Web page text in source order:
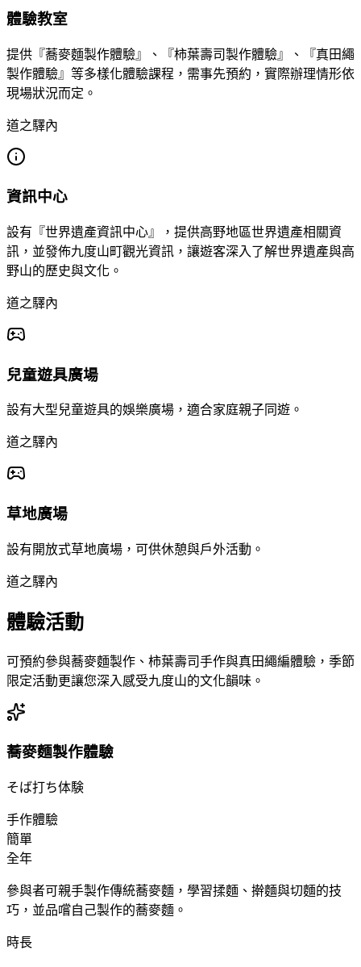
體驗教室
提供『蕎麥麵製作體驗』、『柿葉壽司製作體驗』、『真田繩
製作體驗』等多樣化體驗課程，需事先預約，實際辦理情形依
現場狀況而定。
道之驛內
資訊中心
設有『世界遺產資訊中心』，提供高野地區世界遺產相關資
訊，並發佈九度山町觀光資訊，讓遊客深入了解世界遺產與高
野山的歷史與文化。
道之驛內
兒童遊具廣場
設有大型兒童遊具的娛樂廣場，適合家庭親子同遊。
道之驛內
草地廣場
設有開放式草地廣場，可供休憩與戶外活動。
道之驛內
體驗活動
可預約參與蕎麥麵製作、柿葉壽司手作與真田繩編體驗，季節
限定活動更讓您深入感受九度山的文化韻味。
蕎麥麵製作體驗
そば打ち体験
手作體驗
簡單
全年
參與者可親手製作傳統蕎麥麵，學習揉麵、擀麵與切麵的技
巧，並品嚐自己製作的蕎麥麵。
時長